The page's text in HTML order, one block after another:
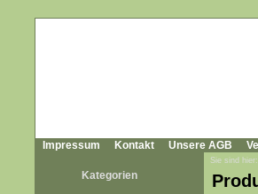
Impressum Kontakt Unsere AGB
Kategorien
Sie sind hier: